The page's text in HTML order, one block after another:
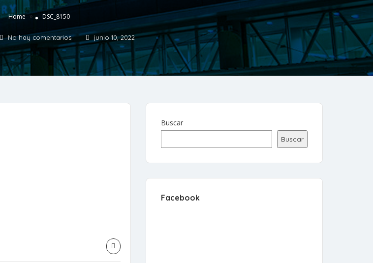
Home » DSC_8150
No hay comentarios junio 10, 2022
Buscar
Buscar
Facebook